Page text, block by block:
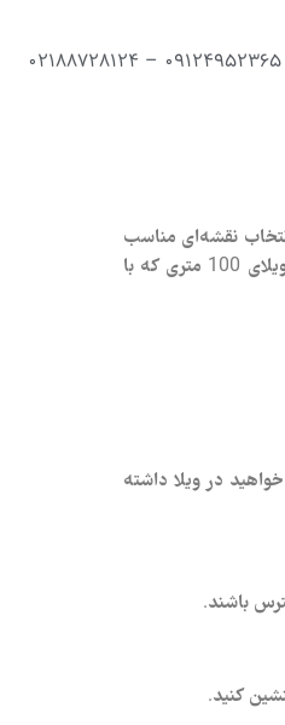
:
انتخاب نقشه‌ای مناسب
برای چنین ویلایی می‌تواند تأثیر چشمگیری بر کیفیت زندگی ساکنان داشته باشد، چراکه هر متر مربع باید به‌درستی و با دقت برنامه‌ریزی شود. بررسی نمونه های نقشه ویلای 100 متری که با
در ویلا داشته
باشند.
کنید.